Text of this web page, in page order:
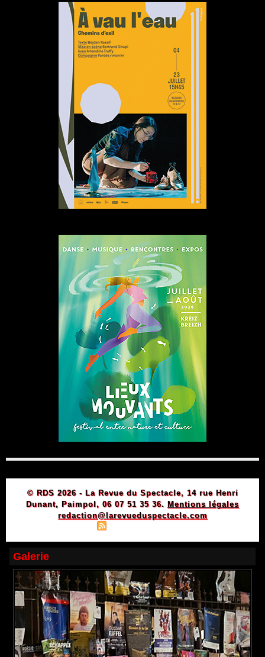
© RDS 2026 - La Revue du Spectacle, 14 rue Henri
Dunant, Paimpol, 06 07 51 35 36. Mentions légales
redaction@larevueduspectacle.com
Galerie